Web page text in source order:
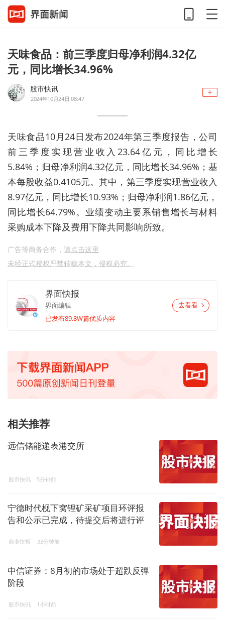
天味食品：前三季度归母净利润4.32亿
元，同比增长34.96%
股市快讯
2024年10月24日 08:47
天味食品10月24日发布2024年第三季度报告，公司
前三季度实现营业收入23.64亿元，同比增长
5.84%；归母净利润4.32亿元，同比增长34.96%；基
本每股收益0.4105元。其中，第三季度实现营业收入
8.97亿元，同比增长10.93%；归母净利润1.86亿元，
同比增长64.79%。业绩变动主要系销售增长与材料
采购成本下降及费用下降共同影响所致。
广告等商务合作， 请点击这里
未经正式授权严禁转载本文，侵权必究。
界面快报
界面编辑
已发布89.8W篇优质内容
去看看
相关推荐
远信储能递表港交所
股市快讯 5分钟前
宁德时代枧下窝锂矿采矿项目环评报
告和公示已完成，待提交后将进行评
商业快报 33分钟前
中信证券：8月初的市场处于超跌反弹
阶段
股市快讯 1小时前